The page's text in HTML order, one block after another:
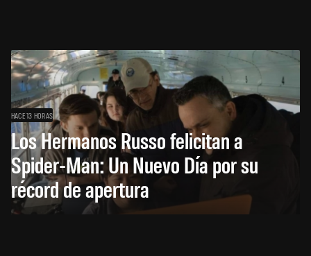
HACE 13 HORAS
Los Hermanos Russo felicitan a
Spider-Man: Un Nuevo Día por su
récord de apertura